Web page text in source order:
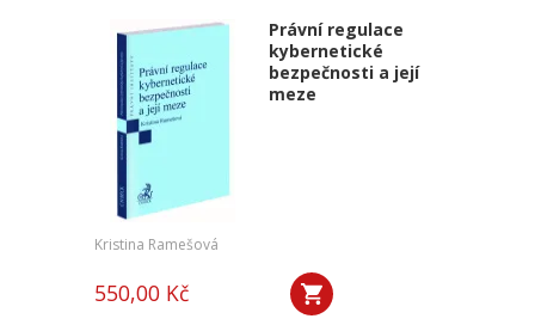
Právní regulace
kybernetické
bezpečnosti a její
meze
Kristina Ramešová
550,00 Kč